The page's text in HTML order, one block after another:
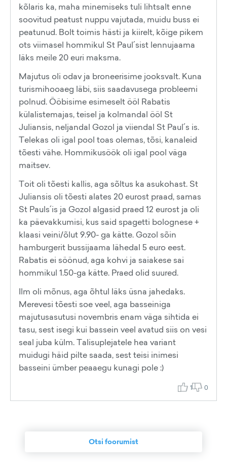
kõlaris ka, maha minemiseks tuli lihtsalt enne
soovitud peatust nuppu vajutada, muidu buss ei
peatunud. Bolt toimis hästi ja kiirelt, kõige pikem
ots viimasel hommikul St Paul´sist lennujaama
läks meile 20 euri maksma.
Majutus oli odav ja broneerisime jooksvalt. Kuna
turismihooaeg läbi, siis saadavusega probleemi
polnud. Ööbisime esimeselt ööl Rabatis
külalistemajas, teisel ja kolmandal ööl St
Juliansis, neljandal Gozol ja viiendal St Paul´s is.
Telekas oli igal pool toas olemas, tõsi, kanaleid
tõesti vähe. Hommikusöök oli igal pool väga
maitsev.
Toit oli tõesti kallis, aga sõltus ka asukohast. St
Juliansis oli tõesti alates 20 eurost praad, samas
St Pauls´is ja Gozol algasid praed 12 eurost ja oli
ka päevakkumisi, kus said spagetti bolognese +
klaasi veini/õlut 9.90- ga kätte. Gozol sõin
hamburgerit bussijaama lähedal 5 euro eest.
Rabatis ei söönud, aga kohvi ja saiakese sai
hommikul 1.50-ga kätte. Praed olid suured.
Ilm oli mõnus, aga õhtul läks üsna jahedaks.
Merevesi tõesti soe veel, aga basseiniga
majutusasutusi novembris enam väga sihtida ei
tasu, sest isegi kui bassein veel avatud siis on vesi
seal juba külm. Talisuplejatele hea variant
muidugi häid pilte saada, sest teisi inimesi
basseini ümber peaaegu kunagi pole :)
1 0
Otsi foorumist